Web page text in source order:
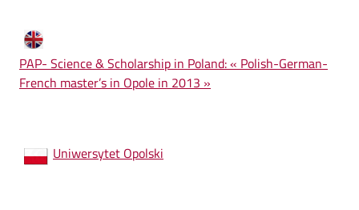
PAP- Science & Scholarship in Poland: « Polish-German-
French master’s in Opole in 2013 »
Uniwersytet Opolski